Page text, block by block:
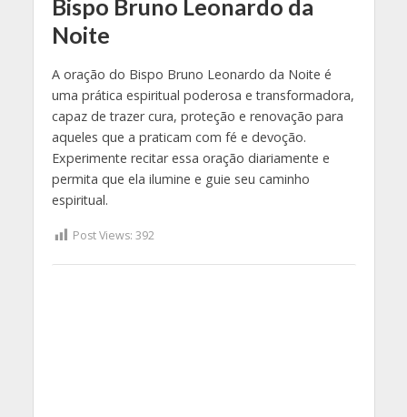
Bispo Bruno Leonardo da
Noite
A oração do Bispo Bruno Leonardo da Noite é
uma prática espiritual poderosa e transformadora,
capaz de trazer cura, proteção e renovação para
aqueles que a praticam com fé e devoção.
Experimente recitar essa oração diariamente e
permita que ela ilumine e guie seu caminho
espiritual.
Post Views: 392